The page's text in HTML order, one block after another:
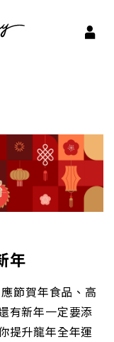
年
節賀年食品、高
有新年一定要添
提升龍年全年運